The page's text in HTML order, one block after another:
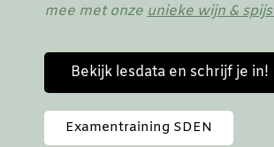
mee met onze unieke wijn &
Bekijk lesdata en schrijf je in!
Examentraining SDEN